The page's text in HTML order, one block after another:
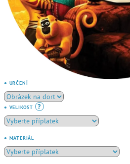
● URČENÍ
● VELIKOST ?
● MATERIÁL